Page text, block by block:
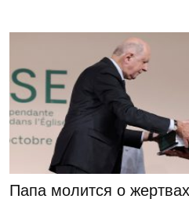
ЛЕНТА НОВОСТЕЙ
Папа молится о